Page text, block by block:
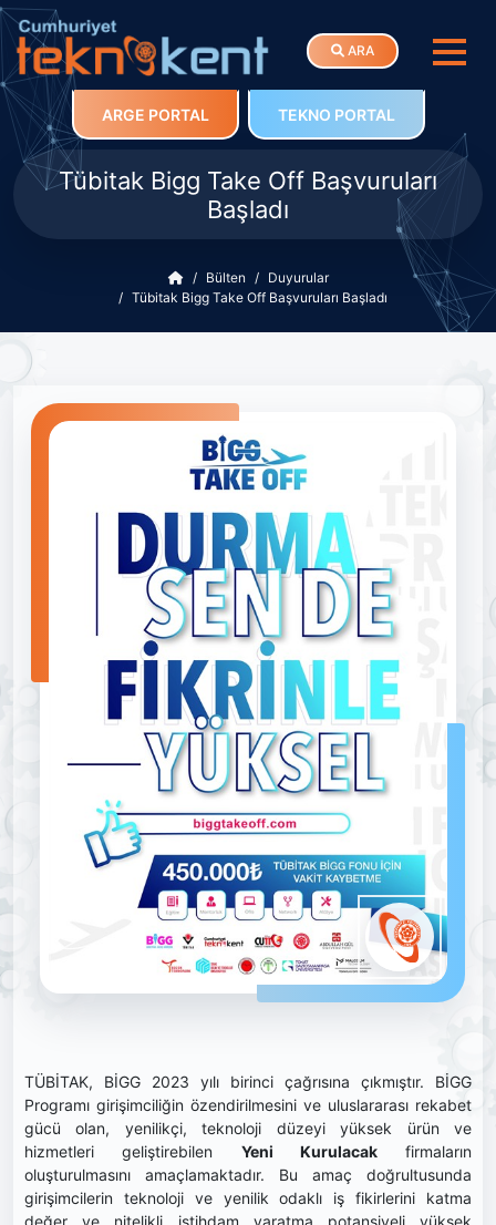
ARA
ARGE PORTAL TEKNO PORTAL
Tübitak Bigg Take Off Başvuruları
Başladı
Bülten
Duyurular
Tübitak Bigg Take Off Başvuruları Başladı
TÜBİTAK, BİGG 2023 yılı birinci çağrısına çıkmıştır. BİGG
Programı girişimciliğin özendirilmesini ve uluslararası rekabet
gücü olan, yenilikçi, teknoloji düzeyi yüksek ürün ve
hizmetleri geliştirebilen Yeni Kurulacakfirmaların
oluşturulmasını amaçlamaktadır. Bu amaç doğrultusunda
girişimcilerin teknoloji ve yenilik odaklı iş fikirlerini katma